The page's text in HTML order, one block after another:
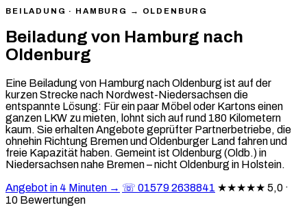
BEILADUNG · HAMBURG → OLDENBURG
Beiladung von Hamburg nach
Oldenburg
Eine Beiladung von Hamburg nach Oldenburg ist auf der
kurzen Strecke nach Nordwest-Niedersachsen die
entspannte Lösung: Für ein paar Möbel oder Kartons einen
ganzen LKW zu mieten, lohnt sich auf rund 180 Kilometern
kaum. Sie erhalten Angebote geprüfter Partnerbetriebe, die
ohnehin Richtung Bremen und Oldenburger Land fahren und
freie Kapazität haben. Gemeint ist Oldenburg (Oldb.) in
Niedersachsen nahe Bremen – nicht Oldenburg in Holstein.
Angebot in 4 Minuten → ☏ 01579 2638841 ★★★★★ 5,0 ·
10 Bewertungen